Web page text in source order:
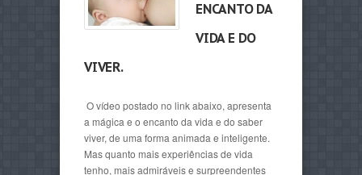
ENCANTO DA
VIDA E DO
VIVER.
O vídeo postado no link abaixo, apresenta
a mágica e o encanto da vida e do saber
viver, de uma forma animada e inteligente.
Mas quanto mais experiências de vida
tenho, mais admiráveis e surpreendentes